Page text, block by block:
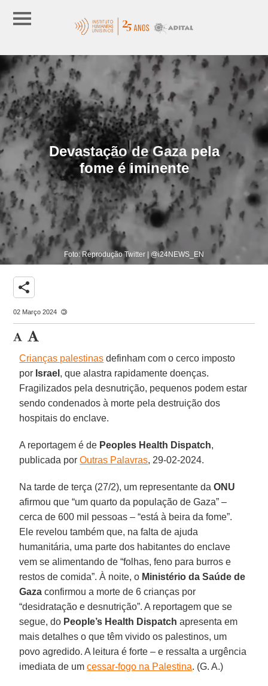
Devastação de Gaza pela
fome é iminente
Foto: Reprodução Twitter | @i24NEWS_EN
share
02 Março 2024
Crianças palestinas definham com o cerco imposto
por Israel , que alastra rapidamente doenças.
Fragilizados pela desnutrição, pequenos podem estar
sendo condenados à morte pela destruição dos
hospitais do enclave.
A reportagem é de Peoples Health Dispatch,
publicada porOutras Palavras, 29-02-2024.
Na tarde de terça (27/2), um representante daONU
afirmou que “um quarto da população de Gaza” –
cerca de 600 mil pessoas – “está à beira da fome”.
Ele revelou também que, na falta de ajuda
humanitária, uma parte dos habitantes do enclave
vem se alimentando de “folhas, feno para burros e
restos de comida”. À noite, o Ministério da Saúde de
Gaza confirmou a morte de 6 crianças por
“desidratação e desnutrição”. A reportagem que se
segue, do People’s Health Dispatch apresenta em
mais detalhes o que têm vivido os palestinos, um
povo agredido. A leitura é forte – e ressalta a urgência
imediata de umcessar-fogo na Palestina. (G. A.)